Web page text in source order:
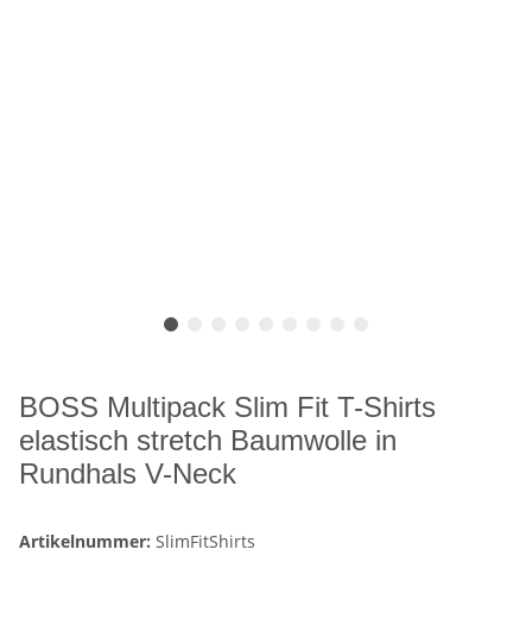
BOSS Multipack Slim Fit T-Shirts
elastisch stretch Baumwolle in
Rundhals V-Neck
Artikelnummer: SlimFitShirts